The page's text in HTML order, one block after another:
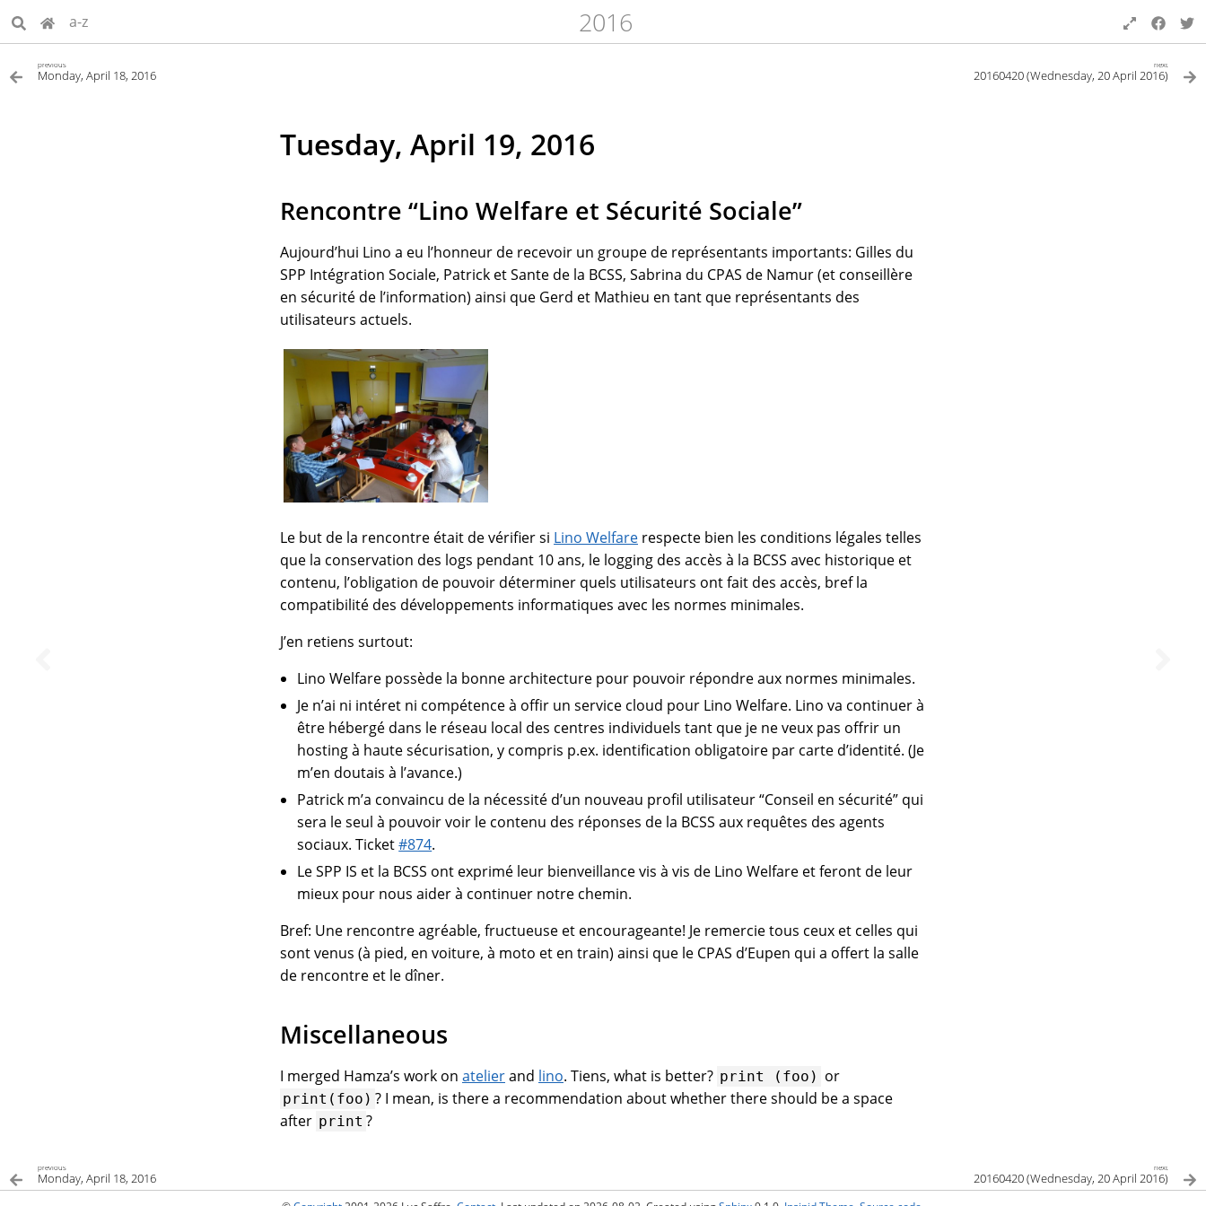
a-z 2016
previous
Monday, April 18, 2016
next
20160420 (Wednesday, 20 April 2016)
Tuesday, April 19, 2016
Rencontre “Lino Welfare et Sécurité Sociale”
Aujourd’hui Lino a eu l’honneur de recevoir un groupe de représentants importants: Gilles du
SPP Intégration Sociale, Patrick et Sante de la BCSS, Sabrina du CPAS de Namur (et conseillère
en sécurité de l’information) ainsi que Gerd et Mathieu en tant que représentants des
utilisateurs actuels.
Le but de la rencontre était de vérifier si Lino Welfare respecte bien les conditions légales telles
que la conservation des logs pendant 10 ans, le logging des accès à la BCSS avec historique et
contenu, l’obligation de pouvoir déterminer quels utilisateurs ont fait des accès, bref la
compatibilité des développements informatiques avec les normes minimales.
J’en retiens surtout:
Lino Welfare possède la bonne architecture pour pouvoir répondre aux normes minimales.
Je n’ai ni intéret ni compétence à offir un service cloud pour Lino Welfare. Lino va continuer à
être hébergé dans le réseau local des centres individuels tant que je ne veux pas offrir un
hosting à haute sécurisation, y compris p.ex. identification obligatoire par carte d’identité. (Je
m’en doutais à l’avance.)
Patrick m’a convaincu de la nécessité d’un nouveau profil utilisateur “Conseil en sécurité” qui
sera le seul à pouvoir voir le contenu des réponses de la BCSS aux requêtes des agents
sociaux. Ticket#874.
Le SPP IS et la BCSS ont exprimé leur bienveillance vis à vis de Lino Welfare et feront de leur
mieux pour nous aider à continuer notre chemin.
Bref: Une rencontre agréable, fructueuse et encourageante! Je remercie tous ceux et celles qui
sont venus (à pied, en voiture, à moto et en train) ainsi que le CPAS d’Eupen qui a offert la salle
de rencontre et le dîner.
Miscellaneous
I merged Hamza’s work on atelierand lino. Tiens, what is better? print (foo) or
print(foo) ? I mean, is there a recommendation about whether there should be a space
after print ?
previous
Monday, April 18, 2016
next
20160420 (Wednesday, 20 April 2016)